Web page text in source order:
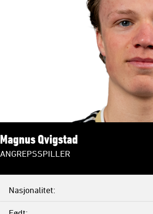
Magnus Qvigstad
ANGREPSSPILLER
Nasjonalitet